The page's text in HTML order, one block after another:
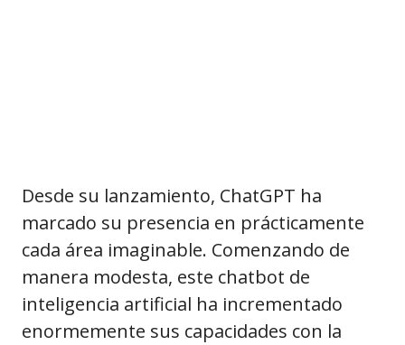
Desde su lanzamiento, ChatGPT ha
marcado su presencia en prácticamente
cada área imaginable. Comenzando de
manera modesta, este chatbot de
inteligencia artificial ha incrementado
enormemente sus capacidades con la